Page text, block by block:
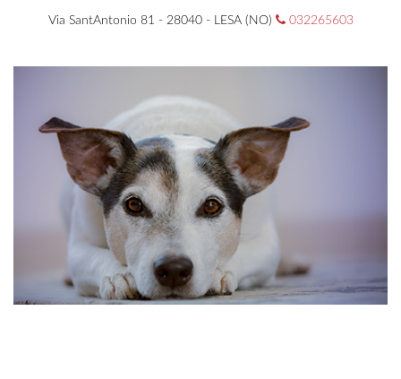
Via SantAntonio 81 - 28040 - LESA (NO) 032265603